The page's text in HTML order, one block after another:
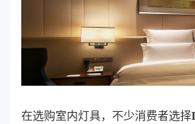
在选购室内灯具，不少消费者选择